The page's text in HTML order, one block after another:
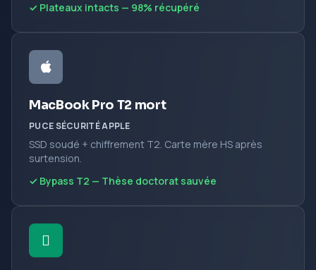
✓ Plateaux intacts — 98% récupéré
MacBook Pro T2 mort
PUCE SÉCURITÉ APPLE
SSD soudé + chiffrement T2. Carte mère HS après
surtension.
✓ Bypass T2 — Thèse doctorat sauvée